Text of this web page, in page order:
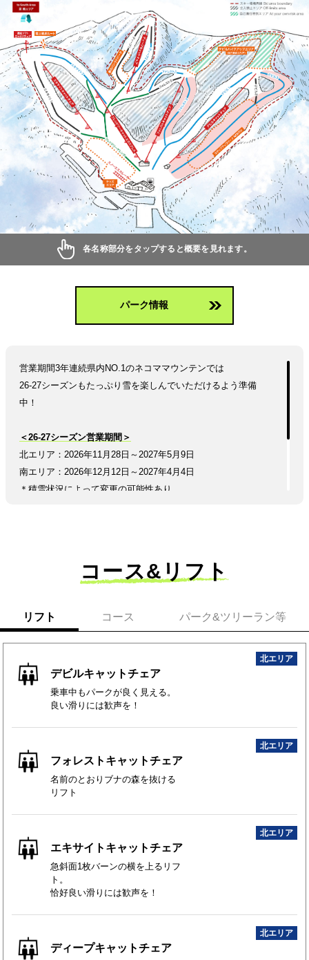
各名称部分をタップすると概要を見れます。
パーク情報
営業期間3年連続県内NO.1のネコママウンテンでは
26-27シーズンもたっぷり雪を楽しんでいただけるよう準備
中！
＜26-27シーズン営業期間＞
北エリア：2026年11月28日～2027年5月9日
南エリア：2026年12月12日～2027年4月4日
＊積雪状況によって変更の可能性あり
コース&リフト
リフト コース パーク&ツリーラン等
デビルキャットチェア
北エリア
乗車中もパークが良く見える。
良い滑りには歓声を！
フォレストキャットチェア
北エリア
名前のとおりブナの森を抜ける
リフト
エキサイトキャットチェア
北エリア
急斜面1枚バーンの横を上るリフ
ト。
恰好良い滑りには歓声を！
ディープキャットチェア
北エリア